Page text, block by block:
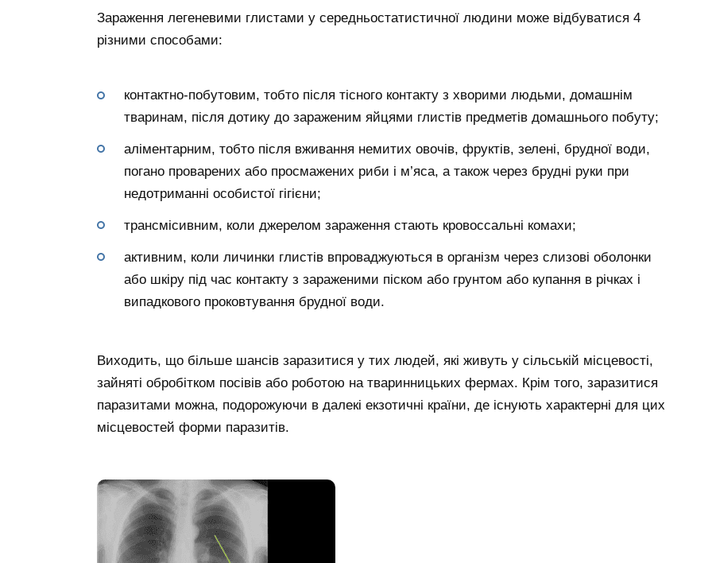
Зараження легеневими глистами у середньостатистичної людини може відбуватися 4
різними способами:
контактно-побутовим, тобто після тісного контакту з хворими людьми, домашнім
тваринам, після дотику до зараженим яйцями глистів предметів домашнього побуту;
аліментарним, тобто після вживання немитих овочів, фруктів, зелені, брудної води,
погано проварених або просмажених риби і м’яса, а також через брудні руки при
недотриманні особистої гігієни;
трансмісивним, коли джерелом зараження стають кровоссальні комахи;
активним, коли личинки глистів впроваджуються в організм через слизові оболонки
або шкіру під час контакту з зараженими піском або грунтом або купання в річках і
випадкового проковтування брудної води.
Виходить, що більше шансів заразитися у тих людей, які живуть у сільській місцевості,
зайняті обробітком посівів або роботою на тваринницьких фермах. Крім того, заразитися
паразитами можна, подорожуючи в далекі екзотичні країни, де існують характерні для цих
місцевостей форми паразитів.